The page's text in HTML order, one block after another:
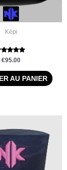
Képi
Note
5.00
sur 5
€95.00
AU PANIER